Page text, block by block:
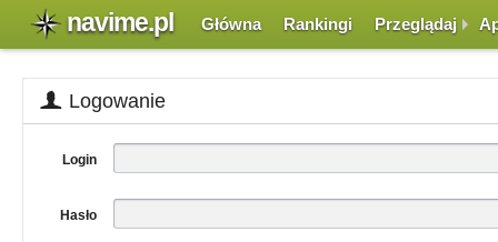
navime.pl Główna Rankingi Przeglądaj
Logowanie
Login
Hasło